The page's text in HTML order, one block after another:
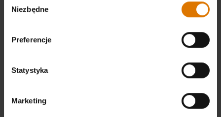
zgody
Niezbędne
Preferencje
Statystyka
Marketing
łopatki, czy też termometry do grilla. Wysokiej
ofercie Webera. Wyjątkowym udogodnieniem
zwierzęta